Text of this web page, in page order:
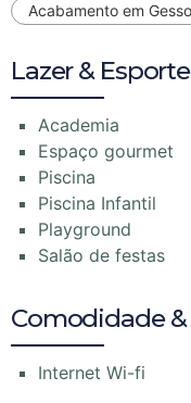
Acabamento em Gesso
Lazer &
Academia
Espaço gourmet
Piscina
Piscina Infantil
Playground
Salão de festas
Comodidade &
Internet Wi-fi